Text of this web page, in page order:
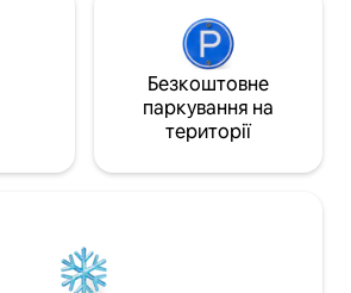
місці. Це
від дому, і ми
ділимося ним з
є менеджер з
проблему, яка
може швидко
Безкоштовне
паркування на
території